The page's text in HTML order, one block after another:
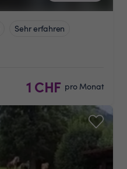
Sehr erfahren
1 CHF pro Monat